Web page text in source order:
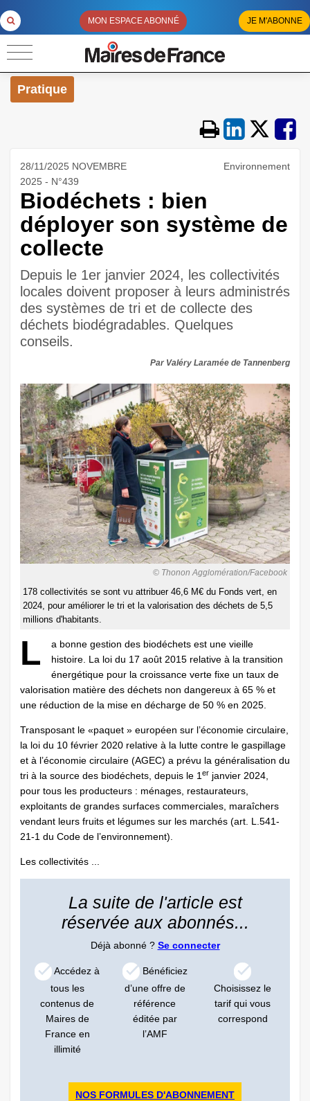
MON ESPACE ABONNÉ JE M'ABONNE
Pratique
28/11/2025 NOVEMBRE
2025 - N°439
Environnement
Biodéchets : bien
déployer son système de
collecte
Depuis le 1er janvier 2024, les collectivités
locales doivent proposer à leurs administrés
des systèmes de tri et de collecte des
déchets biodégradables. Quelques
conseils.
Par Valéry Laramée de Tannenberg
© Thonon Agglomération/Facebook
178 collectivités se sont vu attribuer 46,6 M€ du Fonds vert, en
2024, pour améliorer le tri et la valorisation des déchets de 5,5
millions d'habitants.
L
a bonne gestion des biodéchets est une vieille
histoire. La loi du 17 août 2015 relative à la transition
énergétique pour la croissance verte fixe un taux de
valorisation matière des déchets non dangereux à 65 % et
une réduction de la mise en décharge de 50 % en 2025.
Transposant le «paquet » européen sur l’économie circulaire,
la loi du 10 février 2020 relative à la lutte contre le gaspillage
et à l’économie circulaire (AGEC) a prévu la généralisation du
tri à la source des biodéchets, depuis le 1 er janvier 2024,
pour tous les producteurs : ménages, restaurateurs,
exploitants de grandes surfaces commerciales, maraîchers
vendant leurs fruits et légumes sur les marchés (art. L.541-
21-1 du Code de l’environnement).
Les collectivités ...
La suite de l'article est
réservée aux abonnés...
Déjà abonné ? Se connecter
Accédez à
tous les
contenus de
Maires de
France en
illimité
Bénéficiez
d’une offre de
référence
éditée par
l’AMF
Choisissez le
tarif qui vous
correspond
NOS FORMULES D'ABONNEMENT